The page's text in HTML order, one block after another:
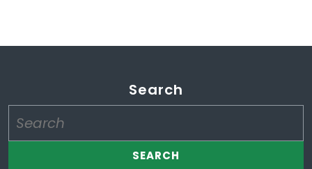
Search
for: